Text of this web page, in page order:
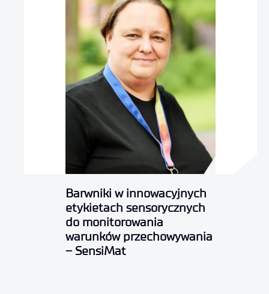
Barwniki w innowacyjnych
etykietach sensorycznych
do monitorowania
warunków przechowywania
– SensiMat